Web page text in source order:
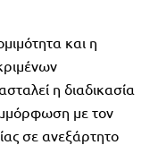
και η
η διαδικασία
με τον
σε ανεξάρτητο